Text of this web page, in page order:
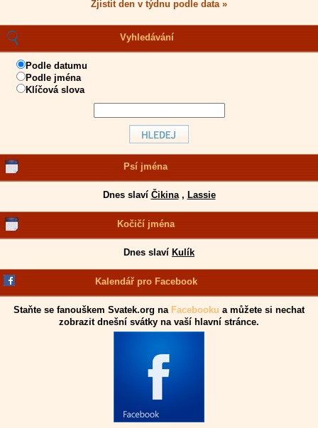
Zjistit den v týdnu podle data »
Vyhledávání
Podle datumu
Podle jména
Klíčová slova
Psí jména
Dnes slaví Čikina, Lassie
Kočičí jména
Dnes slaví Kulík
Kalendář pro Facebook
Staňte se fanouškem Svatek.org na Facebooku a můžete si nechat
zobrazit dnešní svátky na vaší hlavní stránce.